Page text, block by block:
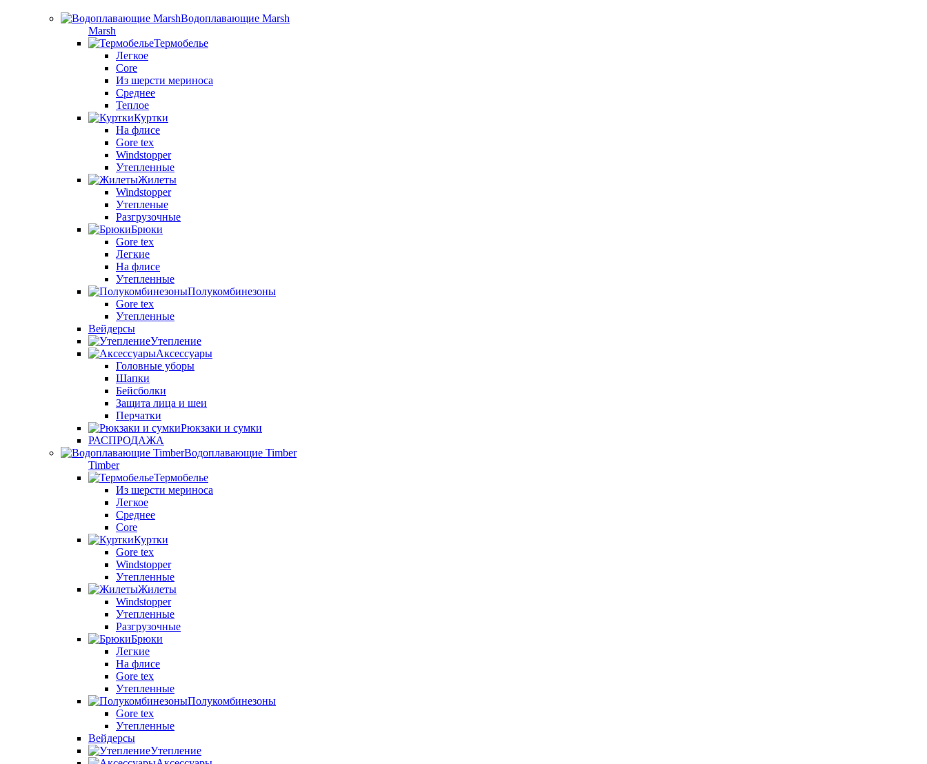
Водоплавающие Marsh
Marsh
Термобелье
Легкое
Core
Из шерсти мериноса
Среднее
Теплое
Куртки
На флисе
Gore tex
Windstopper
Утепленные
Жилеты
Windstopper
Утепленые
Разгрузочные
Брюки
Gore tex
Легкие
На флисе
Утепленные
Полукомбинезоны
Gore tex
Утепленные
Вейдерсы
Утепление
Аксессуары
Головные уборы
Шапки
Бейсболки
Защита лица и шеи
Перчатки
Рюкзаки и сумки
РАСПРОДАЖА
Водоплавающие Timber
Timber
Термобелье
Из шерсти мериноса
Легкое
Среднее
Core
Куртки
Gore tex
Windstopper
Утепленные
Жилеты
Windstopper
Утепленные
Разгрузочные
Брюки
Легкие
На флисе
Gore tex
Утепленные
Полукомбинезоны
Gore tex
Утепленные
Вейдерсы
Утепление